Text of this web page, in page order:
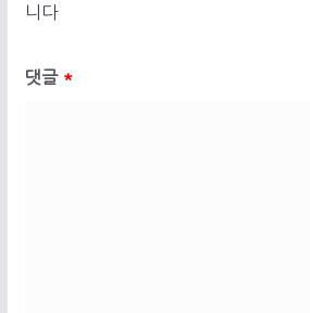
니다
댓글 *